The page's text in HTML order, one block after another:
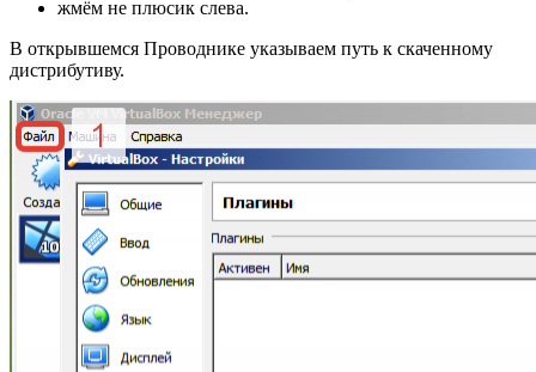
жмём не плюсик слева.
В открывшемся Проводнике указываем путь к скаченному
дистрибутиву.